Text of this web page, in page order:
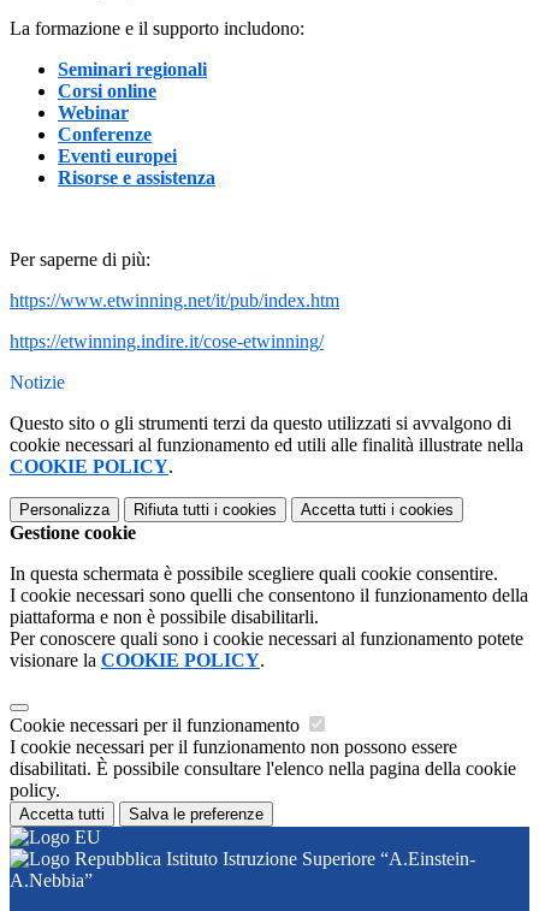
La formazione e il supporto includono:
Seminari regionali
Corsi online
Webinar
Conferenze
Eventi europei
Risorse e assistenza
Per saperne di più:
https://www.etwinning.net/it/pub/index.htm
https://etwinning.indire.it/cose-etwinning/
Notizie
Questo sito o gli strumenti terzi da questo utilizzati si avvalgono di
cookie necessari al funzionamento ed utili alle finalità illustrate nella
COOKIE POLICY.
Personalizza Rifiuta tutti i cookies Accetta tutti i cookies
Gestione cookie
In questa schermata è possibile scegliere quali cookie consentire.
I cookie necessari sono quelli che consentono il funzionamento della
piattaforma e non è possibile disabilitarli.
Per conoscere quali sono i cookie necessari al funzionamento potete
visionare la COOKIE POLICY.
Cookie necessari per il funzionamento
I cookie necessari per il funzionamento non possono essere
disabilitati. È possibile consultare l'elenco nella pagina della cookie
policy.
Accetta tutti Salva le preferenze
Istituto Istruzione Superiore “A.Einstein-
A.Nebbia”